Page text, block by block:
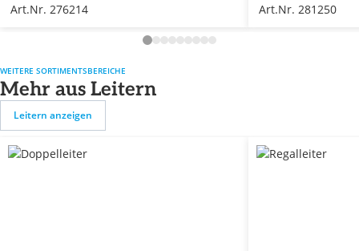
Art.Nr. 276214 Art.Nr. 281250
WEITERE SORTIMENTSBEREICHE
Mehr aus Leitern
Leitern anzeigen